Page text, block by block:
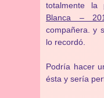
totalmente la
Blanca –
compañera. y
lo recordó.
Podría hacer
ésta y sería